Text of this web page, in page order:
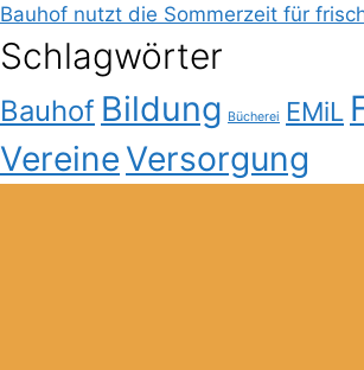
Bauhof nutzt die Sommerzeit für
Schlagwörter
Bauhof Bildung Bücherei EMiL
Vereine Versorgung